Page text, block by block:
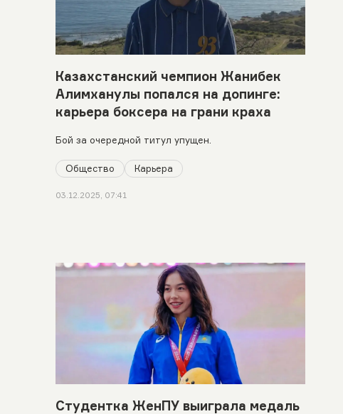
Казахстанский чемпион Жанибек
Алимханулы попался на допинге:
карьера боксера на грани краха
Бой за очередной титул упущен.
Общество Карьера
03.12.2025, 07:41
Студентка ЖенПУ выиграла медаль